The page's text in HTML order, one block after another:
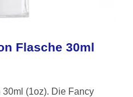
Flasche 30ml
(1oz). Die Fancy